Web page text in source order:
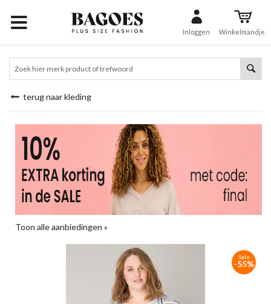
Inloggen Winkelmandje
terug naar kleding
Toon alle aanbiedingen »
Sale
-55%